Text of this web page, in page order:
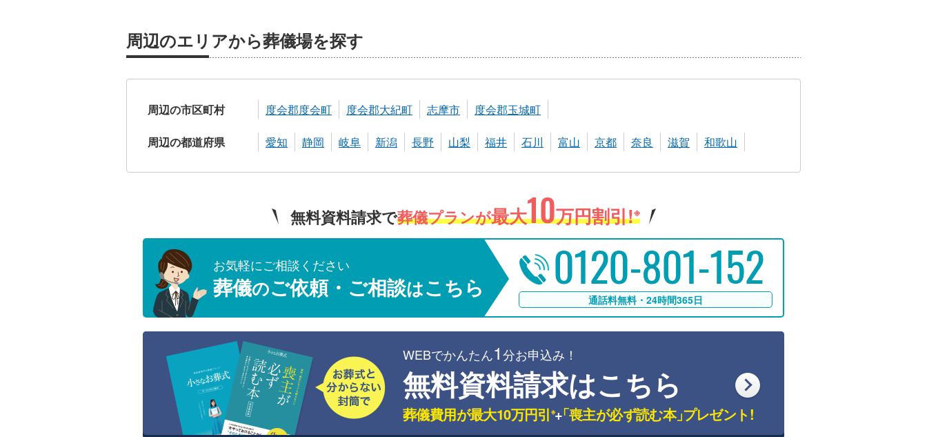
周辺のエリアから葬儀場を探す
周辺の市区町村 度会郡度会町 度会郡大紀町 志摩市 度会郡玉城町
周辺の都道府県 愛知 静岡 岐阜 新潟 長野 山梨 福井 石川 富山 京都 奈良 滋賀 和歌山
無料資料請求で葬儀プランが最大10万円割引!※
お気軽にご相談ください
葬儀のご依頼・ご相談はこちら 0120-801-152
通話料無料・24時間365日
WEBでかんたん1分お申込み！
無料資料請求はこちら
葬儀費用が最大10万円引 ※+
「喪主が必ず読む本」プレゼント!